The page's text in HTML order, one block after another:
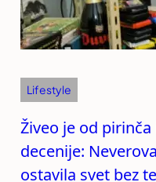
Lifestyle
Živeo je od
decenije:
ostavila svet bez